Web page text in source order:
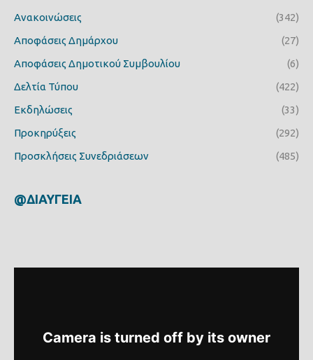
Ανακοινώσεις
(342)
Αποφάσεις Δημάρχου
(27)
Αποφάσεις Δημοτικού Συμβουλίου
(6)
Δελτία Τύπου
(422)
Εκδηλώσεις
(33)
Προκηρύξεις
(292)
Προσκλήσεις Συνεδριάσεων
(485)
@ΔΙΑΥΓΕΙΑ